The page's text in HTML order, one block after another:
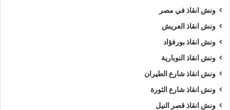
ونش انقاذ في مصر
ونش انقاذ العريش
ونش انقاذ بورفؤاد
ونش انقاذ النوبارية
ونش انقاذ شارع الطيران
ونش انقاذ شارع الثورة
ونش انقاذ قصر النيل